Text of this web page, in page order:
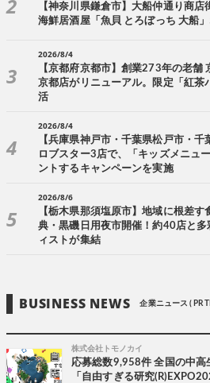
【神奈川県鎌倉市】大船仲通り商店
海鮮居酒屋「魚貝 とろぼっち 大船」
2026/8/4
【京都府京都市】創業273年の老舗
京都店がリニューアル。限定「紅茶
活
2026/8/4
【兵庫県神戸市・千葉県松戸市・千
ロブスター3店で、「キッズメニュ
ントするキャンペーンを実施
2026/8/6
【栃木県那須塩原市】地域に根差す
典・黒磯日用夜市開催！約40店と多
ィストが集結
BUSINESS NEWS 企業ニュース ( PR
株式会社トモノカイ
応募総数9,958件 全国の中高
「自由すぎる研究